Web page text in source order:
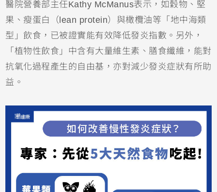
醫院營養部主任Kathy McManus表示，如穀物、堅
果、瘦蛋白（lean protein）與橄欖油等「地中海類
型」飲食，已被證實能有效降低發炎指數。另外，
「植物性飲食」中含有大量維生素、膳食纖維，能對
抗氧化過程產生的自由基，亦對減少發炎症狀有所助
益。